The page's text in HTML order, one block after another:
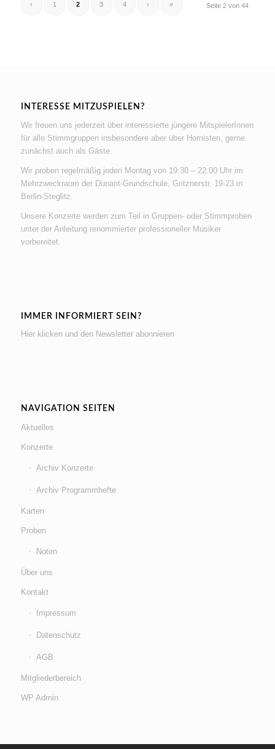
Seite 2 von 44
‹ 1 2 3 4 › »
INTERESSE MITZUSPIELEN?
Wir freuen uns jederzeit über interessierte jüngere MitspielerInnen
für alle Stimmgruppen insbesondere aber über Hornisten, gerne
zunächst auch als Gäste.
Wir proben regelmäßig jeden Montag von 19:30 – 22:00 Uhr im
Mehrzweckraum der Dunant-Grundschule, Gritznerstr. 19-23 in
Berlin-Steglitz.
Unsere Konzerte werden zum Teil in Gruppen- oder Stimmproben
unter der Anleitung renommierter professioneller Musiker
vorbereitet.
IMMER INFORMIERT SEIN?
Hier klicken und den Newsletter abonnieren
NAVIGATION SEITEN
Aktuelles
Konzerte
Archiv Konzerte
Archiv Programmhefte
Karten
Proben
Noten
Über uns
Kontakt
Impressum
Datenschutz
AGB
Mitgliederbereich
WP Admin